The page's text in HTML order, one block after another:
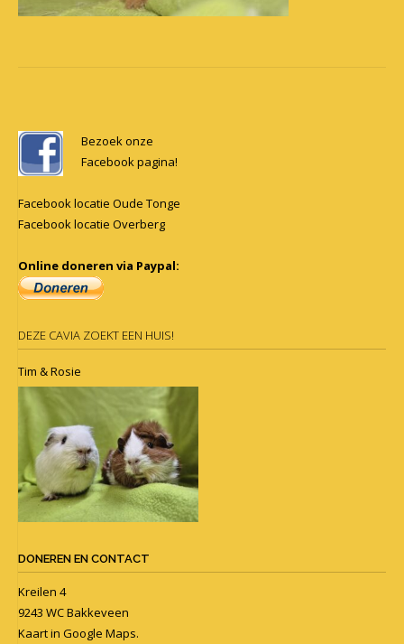
navigation
Bezoek onze
Facebook pagina!
Facebook locatie Oude Tonge
Facebook locatie Overberg
Online doneren via Paypal:
DEZE CAVIA ZOEKT EEN HUIS!
Tim & Rosie
DONEREN EN CONTACT
Kreilen 4
9243 WC Bakkeveen
Kaart in Google Maps.